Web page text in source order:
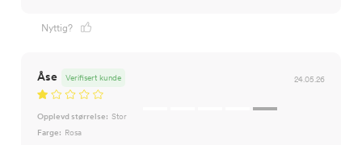
Nyttig?
Åse 24.05.26
Verifisert kunde
Opplevd størrelse: Stor
Farge: Rosa